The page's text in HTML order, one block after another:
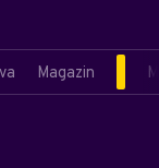
Magazin